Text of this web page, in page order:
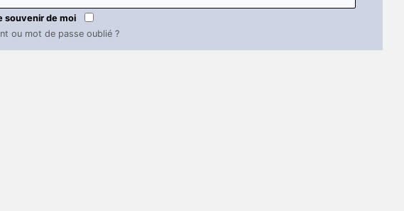
souvenir de moi
ou mot de passe oublié ?